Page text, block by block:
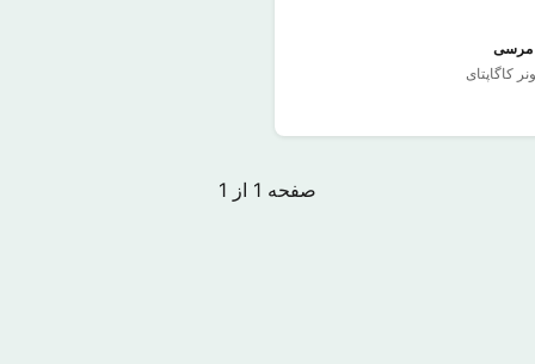
مرسی
کاگاپتای
صفحه 1 از 1